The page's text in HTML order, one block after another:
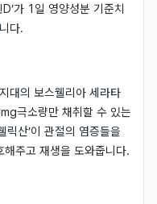
가 1일 영양성분 기준치
다.
대의 보스웰리아 세라타
극소량만 채취할 수 있는
릭산’이 관절의 염증들을
주고 재생을 도와줍니다.